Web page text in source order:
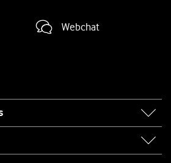
Webchat